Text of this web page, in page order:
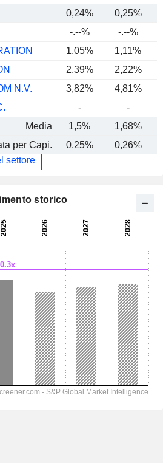
0,24% 0,25%
-.--% -.--%
1,05% 1,11%
2,39% 2,22%
N.V.
3,82%
4,81%
-
-
Media
1,5% 1,68%
per Capi.
0,25% 0,26%
settore
storico